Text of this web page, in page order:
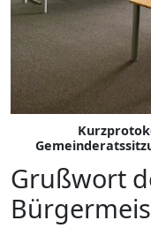
Grußwort